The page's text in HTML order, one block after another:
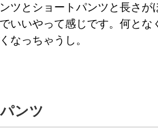
ツとショートパンツと長さが
いいやって感じです。何とな
なっちゃうし。
ンツ